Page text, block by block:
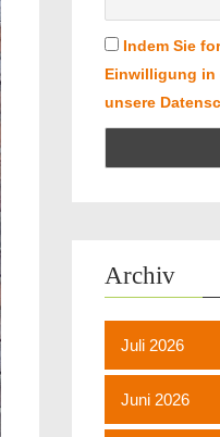
Indem Sie
Einwilligung in
unsere
Archiv
Juli 2026
Juni 2026